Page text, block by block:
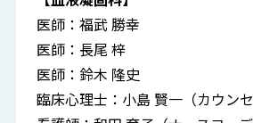
医師：福武 勝幸
医師：長尾 梓
医師：鈴木 隆史
臨床心理士：小島 賢一（カウンセ